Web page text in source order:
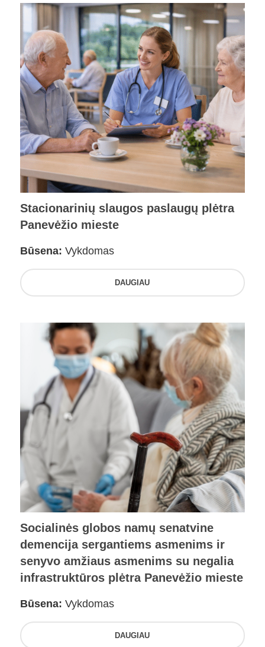
Stacionarinių slaugos paslaugų plėtra
Panevėžio mieste
Būsena: Vykdomas
DAUGIAU
Socialinės globos namų senatvine
demencija sergantiems asmenims ir
senyvo amžiaus asmenims su negalia
infrastruktūros plėtra Panevėžio mieste
Būsena: Vykdomas
DAUGIAU